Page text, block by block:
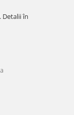
Detalii în